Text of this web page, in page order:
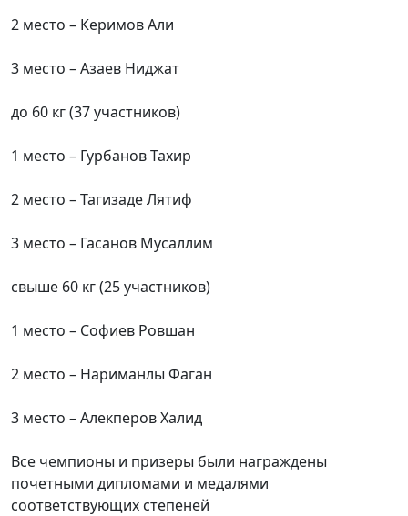
2 место – Керимов Али
3 место – Азаев Ниджат
до 60 кг (37 участников)
1 место – Гурбанов Тахир
2 место – Тагизаде Лятиф
3 место – Гасанов Мусаллим
свыше 60 кг (25 участников)
1 место – Софиев Ровшан
2 место – Нариманлы Фаган
3 место – Алекперов Халид
Все чемпионы и призеры были награждены
почетными дипломами и медалями
соответствующих степеней